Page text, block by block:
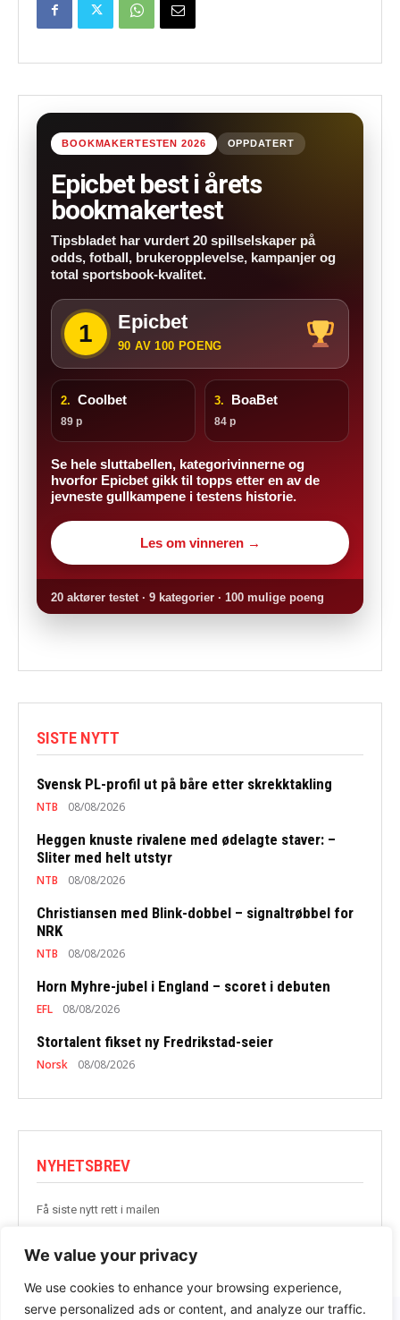
We value your privacy
We use cookies to enhance your browsing experience,
serve personalized ads or content, and analyze our traffic.
BOOKMAKERTESTEN 2026 OPPDATERT
Epicbet best i årets
bookmakertest
Tipsbladet har vurdert 20 spillselskaper på
odds, fotball, brukeropplevelse, kampanjer og
total sportsbook-kvalitet.
1 Epicbet
90 AV 100 POENG
2. Coolbet
89 p
3. BoaBet
84 p
Se hele sluttabellen, kategorivinnerne og
hvorfor Epicbet gikk til topps etter en av de
jevneste gullkampene i testens historie.
Les om vinneren →
20 aktører testet · 9 kategorier · 100 mulige poeng
SISTE NYTT
Svensk PL-profil ut på båre etter skrekktakling
NTB 08/08/2026
Heggen knuste rivalene med ødelagte staver: –
Sliter med helt utstyr
NTB 08/08/2026
Christiansen med Blink-dobbel – signaltrøbbel for
NRK
NTB 08/08/2026
Horn Myhre-jubel i England – scoret i debuten
EFL 08/08/2026
Stortalent fikset ny Fredrikstad-seier
Norsk 08/08/2026
NYHETSBREV
Få siste nytt rett i mailen